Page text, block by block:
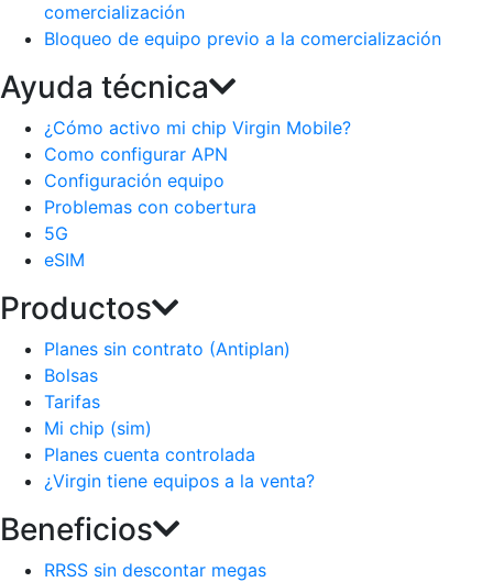
comercialización
Bloqueo de equipo previo a la comercialización
Ayuda técnica
¿Cómo activo mi chip Virgin Mobile?
Como configurar APN
Configuración equipo
Problemas con cobertura
5G
eSIM
Productos
Planes sin contrato (Antiplan)
Bolsas
Tarifas
Mi chip (sim)
Planes cuenta controlada
¿Virgin tiene equipos a la venta?
Beneficios
RRSS sin descontar megas